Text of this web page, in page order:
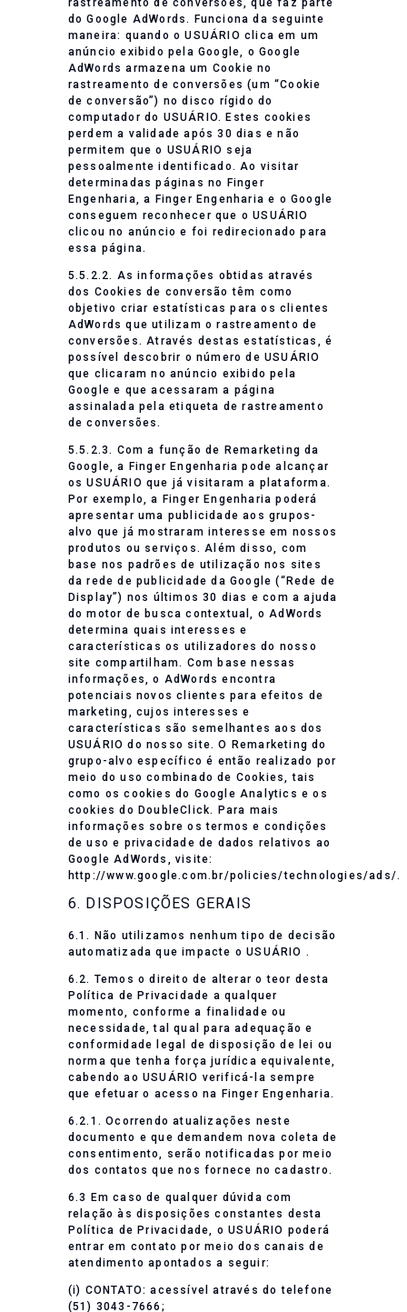
rastreamento de conversões, que faz parte
do Google AdWords. Funciona da seguinte
maneira: quando o USUÁRIO clica em um
anúncio exibido pela Google, o Google
AdWords armazena um Cookie no
rastreamento de conversões (um “Cookie
de conversão”) no disco rígido do
computador do USUÁRIO. Estes cookies
perdem a validade após 30 dias e não
permitem que o USUÁRIO seja
pessoalmente identificado. Ao visitar
determinadas páginas no Finger
Engenharia, a Finger Engenharia e o Google
conseguem reconhecer que o USUÁRIO
clicou no anúncio e foi redirecionado para
essa página.
5.5.2.2. As informações obtidas através
dos Cookies de conversão têm como
objetivo criar estatísticas para os clientes
AdWords que utilizam o rastreamento de
conversões. Através destas estatísticas, é
possível descobrir o número de USUÁRIO
que clicaram no anúncio exibido pela
Google e que acessaram a página
assinalada pela etiqueta de rastreamento
de conversões.
5.5.2.3. Com a função de Remarketing da
Google, a Finger Engenharia pode alcançar
os USUÁRIO que já visitaram a plataforma.
Por exemplo, a Finger Engenharia poderá
apresentar uma publicidade aos grupos-
alvo que já mostraram interesse em nossos
produtos ou serviços. Além disso, com
base nos padrões de utilização nos sites
da rede de publicidade da Google (“Rede de
Display”) nos últimos 30 dias e com a ajuda
do motor de busca contextual, o AdWords
determina quais interesses e
características os utilizadores do nosso
site compartilham. Com base nessas
informações, o AdWords encontra
potenciais novos clientes para efeitos de
marketing, cujos interesses e
características são semelhantes aos dos
USUÁRIO do nosso site. O Remarketing do
grupo-alvo específico é então realizado por
meio do uso combinado de Cookies, tais
como os cookies do Google Analytics e os
cookies do DoubleClick. Para mais
informações sobre os termos e condições
de uso e privacidade de dados relativos ao
Google AdWords, visite:
http://www.google.com.br/policies/technologies/ads/.
6. DISPOSIÇÕES GERAIS
6.1. Não utilizamos nenhum tipo de decisão
automatizada que impacte o USUÁRIO .
6.2. Temos o direito de alterar o teor desta
Política de Privacidade a qualquer
momento, conforme a finalidade ou
necessidade, tal qual para adequação e
conformidade legal de disposição de lei ou
norma que tenha força jurídica equivalente,
cabendo ao USUÁRIO verificá-la sempre
que efetuar o acesso na Finger Engenharia.
6.2.1. Ocorrendo atualizações neste
documento e que demandem nova coleta de
consentimento, serão notificadas por meio
dos contatos que nos fornece no cadastro.
6.3 Em caso de qualquer dúvida com
relação às disposições constantes desta
Política de Privacidade, o USUÁRIO poderá
entrar em contato por meio dos canais de
atendimento apontados a seguir:
(i) CONTATO: acessível através do telefone
(51) 3043-7666;